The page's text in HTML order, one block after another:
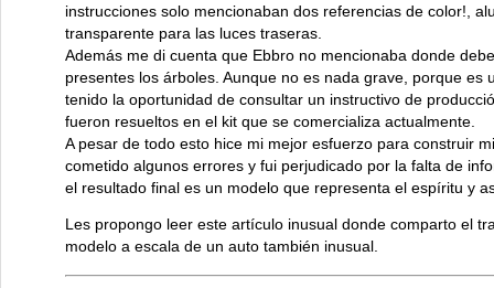
instrucciones solo mencionaban dos referencias de color!,
transparente para las luces traseras.
Además me di cuenta que Ebbro no mencionaba donde
presentes los árboles. Aunque no es nada grave, porque es
tenido la oportunidad de consultar un instructivo de
fueron resueltos en el kit que se comercializa actualmente.
A pesar de todo esto hice mi mejor esfuerzo para construir
cometido algunos errores y fui perjudicado por la falta de
el resultado final es un modelo que representa el espíritu y
Les propongo leer este artículo inusual donde comparto el
modelo a escala de un auto también inusual.